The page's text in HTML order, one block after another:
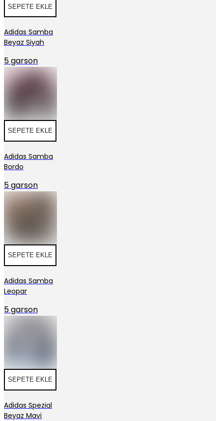
SEPETE EKLE
Adidas Samba
Beyaz Siyah
5 garson
SEPETE EKLE
Adidas Samba
Bordo
5 garson
SEPETE EKLE
Adidas Samba
Leopar
5 garson
SEPETE EKLE
Adidas Spezial
Beyaz Mavi